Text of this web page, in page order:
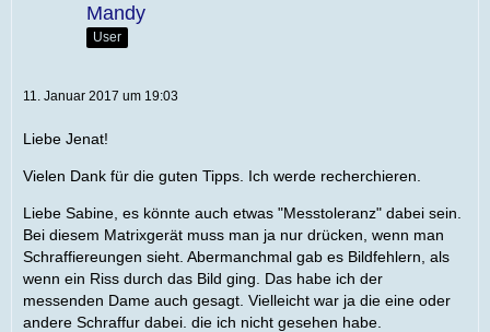
Mandy
User
11. Januar 2017 um 19:03
Liebe Jenat!
Vielen Dank für die guten Tipps. Ich werde recherchieren.
Liebe Sabine, es könnte auch etwas "Messtoleranz" dabei sein.
Bei diesem Matrixgerät muss man ja nur drücken, wenn man
Schraffiereungen sieht. Abermanchmal gab es Bildfehlern, als
wenn ein Riss durch das Bild ging. Das habe ich der
messenden Dame auch gesagt. Vielleicht war ja die eine oder
andere Schraffur dabei. die ich nicht gesehen habe.